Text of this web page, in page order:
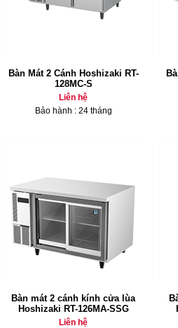
Bàn Mát 2 Cánh Hoshizaki RT-
128MC-S
Liên hệ
Bảo hành : 24 tháng
Bàn mát 2 cánh kính cửa lùa
Hoshizaki RT-126MA-SSG
Liên hệ